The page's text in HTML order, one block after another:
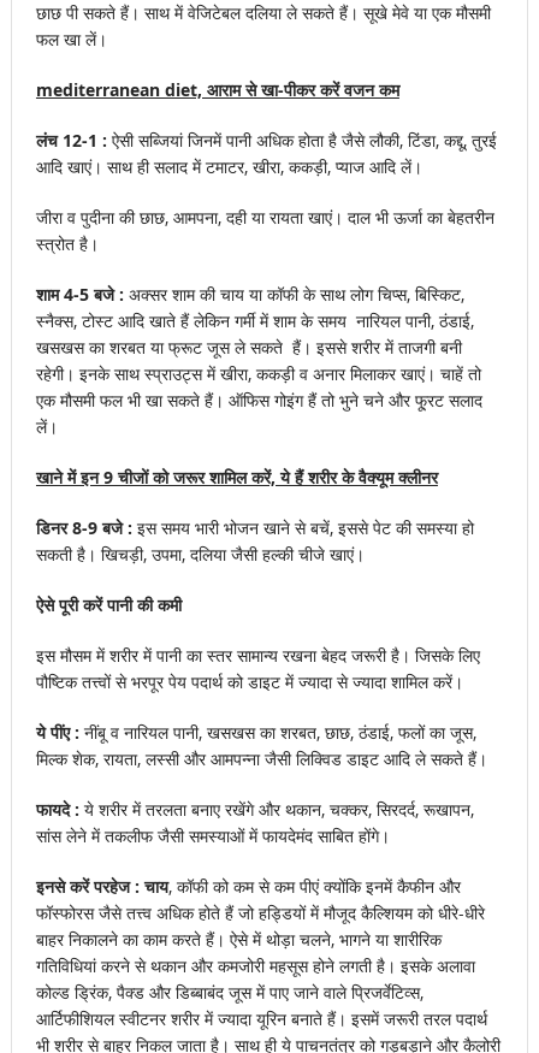
छाछ पी सकते हैं। साथ में वेजिटेबल दलिया ले सकते हैं। सूखे मेवे या एक मौसमी
फल खा लें।
mediterranean diet, आराम से खा-पीकर करें वजन कम
लंच 12-1 : ऐसी सब्जियां जिनमें पानी अधिक होता है जैसे लौकी, टिंडा, कद्दू, तुरई
आदि खाएं। साथ ही सलाद में टमाटर, खीरा, ककड़ी, प्याज आदि लें।
जीरा व पुदीना की छाछ, आमपना, दही या रायता खाएं। दाल भी ऊर्जा का बेहतरीन
स्त्रोत है।
शाम 4-5 बजे : अक्सर शाम की चाय या कॉफी के साथ लोग चिप्स, बिस्किट,
स्नैक्स, टोस्ट आदि खाते हैं लेकिन गर्मी में शाम के समय नारियल पानी, ठंडाई,
खसखस का शरबत या फ्रूट जूस ले सकते हैं। इससे शरीर में ताजगी बनी
रहेगी। इनके साथ स्प्राउट्स में खीरा, ककड़ी व अनार मिलाकर खाएं। चाहें तो
एक मौसमी फल भी खा सकते हैं। ऑफिस गोइंग हैं तो भुने चने और फू्रट सलाद
लें।
खाने में इन 9 चीजों को जरूर शामिल करें, ये हैं शरीर के वैक्यूम क्लीनर
डिनर 8-9 बजे : इस समय भारी भोजन खाने से बचें, इससे पेट की समस्या हो
सकती है। खिचड़ी, उपमा, दलिया जैसी हल्की चीजे खाएं।
ऐसे पूरी करें पानी की कमी
इस मौसम में शरीर में पानी का स्तर सामान्य रखना बेहद जरूरी है। जिसके लिए
पौष्टिक तत्त्वों से भरपूर पेय पदार्थ को डाइट में ज्यादा से ज्यादा शामिल करें।
ये पींए : नींबू व नारियल पानी, खसखस का शरबत, छाछ, ठंडाई, फलों का जूस,
मिल्क शेक, रायता, लस्सी और आमपन्ना जैसी लिक्विड डाइट आदि ले सकते हैं।
फायदे : ये शरीर में तरलता बनाए रखेंगे और थकान, चक्कर, सिरदर्द, रूखापन,
सांस लेने में तकलीफ जैसी समस्याओं में फायदेमंद साबित होंगे।
इनसे करें परहेज : चाय, कॉफी को कम से कम पीएं क्योंकि इनमें कैफीन और
फॉस्फोरस जैसे तत्त्व अधिक होते हैं जो हड्डियों में मौजूद कैल्शियम को धीरे-धीरे
बाहर निकालने का काम करते हैं। ऐसे में थोड़ा चलने, भागने या शारीरिक
गतिविधियां करने से थकान और कमजोरी महसूस होने लगती है। इसके अलावा
कोल्ड ड्रिंक, पैक्ड और डिब्बाबंद जूस में पाए जाने वाले प्रिजर्वेटिव्स,
आर्टिफीशियल स्वीटनर शरीर में ज्यादा यूरिन बनाते हैं। इसमें जरूरी तरल पदार्थ
भी शरीर से बाहर निकल जाता है। साथ ही ये पाचनतंत्र को गड़बड़ाने और कैलोरी